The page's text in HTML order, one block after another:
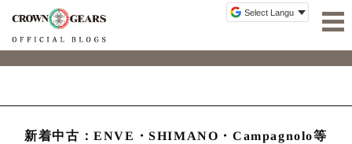
新着中古：ENVE・SHIMANO・Campagnolo等